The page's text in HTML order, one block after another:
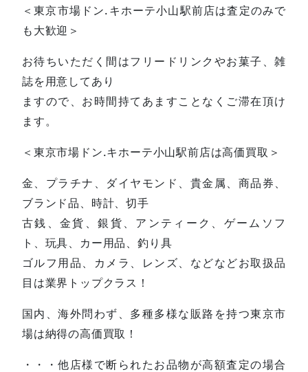
＜東京市場ドン.キホーテ小山駅前店は査定のみで
も大歓迎＞
お待ちいただく間はフリードリンクやお菓子、雑
誌を用意してあり
ますので、お時間持てあますことなくご滞在頂け
ます。
＜東京市場ドン.キホーテ小山駅前店は高価買取＞
金、プラチナ、ダイヤモンド、貴金属、商品券、
ブランド品、時計、切手
古銭、金貨、銀貨、アンティーク、ゲームソフ
ト、玩具、カー用品、釣り具
ゴルフ用品、カメラ、レンズ、などなどお取扱品
目は業界トップクラス！
国内、海外問わず、多種多様な販路を持つ東京市
場は納得の高価買取！
・・・他店様で断られたお品物が高額査定の場合